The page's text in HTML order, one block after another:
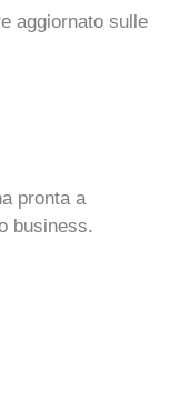
aggiornato sulle
pronta a
business.